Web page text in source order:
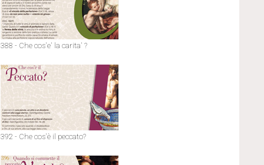
388 - Che cos'e' la carita' ?
392 - Che cos'è il peccato?